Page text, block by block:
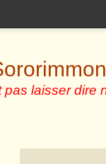
pas laisser dire